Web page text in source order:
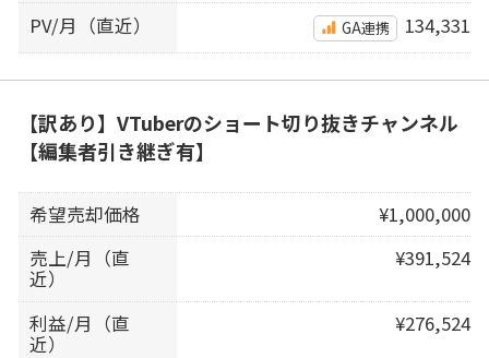
PV/月（直近） GA連携 134,331
【訳あり】VTuberのショート切り抜きチャンネル
【編集者引き継ぎ有】
希望売却価格
¥1,000,000
売上/月（直
近）
¥391,524
利益/月（直
近）
¥276,524